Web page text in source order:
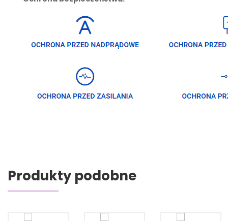
Produkty podobne